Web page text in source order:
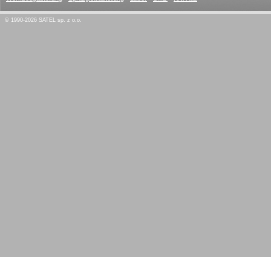
© 1990-2026 SATEL sp. z o.o.